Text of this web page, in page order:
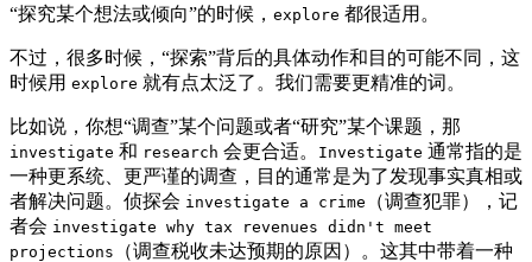
“探究某个想法或倾向”的时候， explore 都很适用。
不过，很多时候，“探索”背后的具体动作和目的可能不同，这
时候用 explore 就有点太泛了。我们需要更精准的词。
比如说，你想“调查”某个问题或者“研究”某个课题，那
investigate 和 research 会更合适。 Investigate 通常指的是
一种更系统、更严谨的调查，目的通常是为了发现事实真相或
者解决问题。侦探会 investigate a crime
（调查犯罪），记
者会 investigate why tax revenues didn't meet
projections
（调查税收未达预期的原因）。这其中带着一种